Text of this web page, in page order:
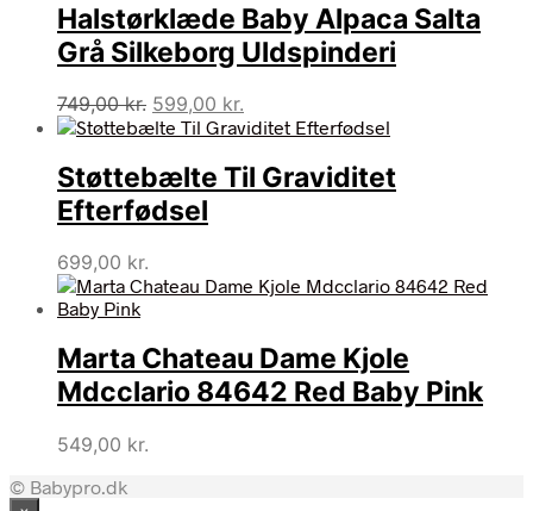
Halstørklæde Baby Alpaca Salta
Grå Silkeborg Uldspinderi
749,00kr. Den
oprindelige
var:
749,00 kr..
599,00 kr.
aktuelle
er:
599,00 kr..
Støttebælte Til Graviditet
Efterfødsel
699,00 kr.
Marta Chateau Dame Kjole
Mdcclario 84642 Red Baby Pink
549,00 kr.
© Babypro.dk